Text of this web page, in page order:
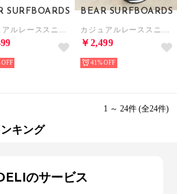
SURFBOARDS BEAR SURFBOARDS
￥2,499
41%
1 ～ 24件 (全24件)
キング
のサービス